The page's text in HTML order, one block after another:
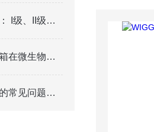
纯水及超纯水： I级、II级、III级水的应用指南
二氧化碳培养箱在微生物学研究中的应用
凝胶成像系统的常见问题有哪些？